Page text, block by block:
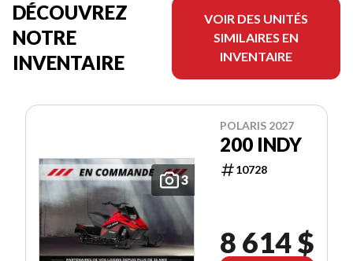
DÉCOUVREZ
NOTRE
INVENTAIRE
VOIR DES UNITÉS
SIMILAIRES EN
INVENTAIRE
3
POLARIS 2027
200 INDY
10728
8 614 $